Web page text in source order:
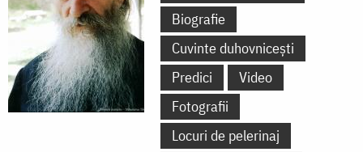
Biografie
Cuvinte duhovnicești
Predici
Video
Fotografii
Locuri de pelerinaj